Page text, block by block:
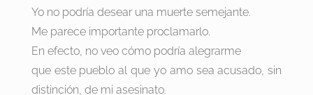
Yo no podría desear una muerte semejante.
Me parece importante proclamarlo.
En efecto, no veo cómo podría alegrarme
que este pueblo al que yo amo sea acusado, sin
distinción, de mi asesinato.